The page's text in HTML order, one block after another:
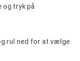
og tryk på
rul ned for at vælge